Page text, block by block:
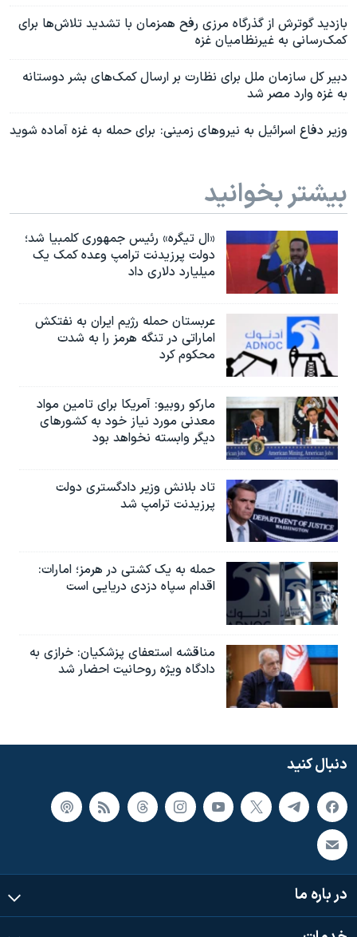
بازدید گوترش از گذرگاه مرزی رفح همزمان با تشدید تلاش‌ها برای
کمک‌رسانی به غیرنظامیان غزه
دبیر کل سازمان ملل برای نظارت بر ارسال کمک‌‌های بشر دوستانه
به غزه وارد مصر شد
وزیر دفاع اسرائیل به نیروهای زمینی: برای حمله به غزه آماده شوید
بیشتر بخوانید
«ال تیگره» رئیس جمهوری کلمبیا شد؛
دولت پرزیدنت ترامپ وعده کمک یک
میلیارد دلاری داد
عربستان حمله رژیم ایران به نفتکش
اماراتی در تنگه هرمز را به‌ شدت
محکوم کرد
مارکو روبیو: آمریکا برای تامین مواد
معدنی مورد نیاز خود به کشورهای
دیگر وابسته نخواهد بود
تاد بلانش وزیر دادگستری دولت
پرزیدنت ترامپ شد
حمله به یک کشتی در هرمز؛ امارات:
اقدام سپاه دزدی دریایی است
مناقشه استعفای پزشکیان: خرازی به
دادگاه ویژه روحانیت احضار شد
دنبال کنید
در باره ما